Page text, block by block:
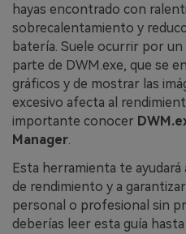
hayas encontrado con
sobrecalentamiento y
batería. Suele ocurrir por
parte de DWM.exe, que se
gráficos y de mostrar las
excesivo afecta al
importante conocer
Manager
Esta herramienta te
de rendimiento y a
personal o profesional sin
deberías leer esta guía